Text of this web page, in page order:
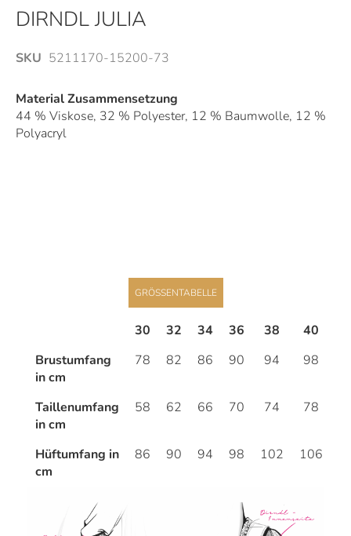
DIRNDL JULIA
SKU 5211170-15200-73
Material Zusammensetzung
44 % Viskose, 32 % Polyester, 12 % Baumwolle, 12 %
Polyacryl
Anfang
der
Bildergalerie
springen
GRÖSSENTABELLE
30 32 34 36 38 40
Brustumfang
in cm
78 82 86 90 94 98
Taillenumfang
in cm
58 62 66 70 74 78
Hüftumfang in
cm
86 90 94 98 102 106